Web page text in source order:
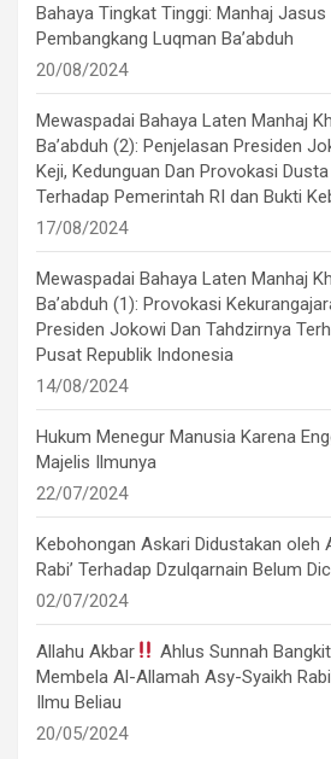
Bahaya Tingkat Tinggi: Manhaj Jasus
Pembangkang Luqman Ba’abduh
20/08/2024
Mewaspadai Bahaya Laten Manhaj
Ba’abduh (2): Penjelasan Presiden
Keji, Kedunguan Dan Provokasi
Terhadap Pemerintah RI dan Bukti
17/08/2024
Mewaspadai Bahaya Laten Manhaj
Ba’abduh (1): Provokasi
Presiden Jokowi Dan Tahdzirnya
Pusat Republik Indonesia
14/08/2024
Hukum Menegur Manusia Karena
Majelis Ilmunya
22/07/2024
Kebohongan Askari Didustakan oleh
Rabi’ Terhadap Dzulqarnain Belum
02/07/2024
Allahu Akbar
Ahlus Sunnah
Membela Al-Allamah Asy-Syaikh
Ilmu Beliau
20/05/2024